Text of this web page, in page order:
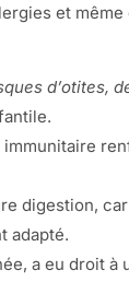
et même
d’otites,
immunitaire
digestion,
adapté.
a eu droit à